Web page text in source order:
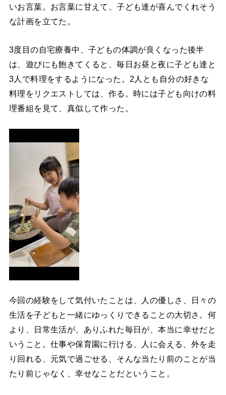
いお言葉。お言葉に甘えて、子ども達が喜んでくれそう
な計画を立てた。
3度目の自宅療養中、子どもの体調が良くなった後半
は、遊びにも飽きてくると、毎日お昼と夜に子ども達と
3人で料理をするようになった。2人とも自分の好きな
料理をリクエストしては、作る。時には子ども向けの料
理番組を見て、真似して作った。
今回の経験をして気付いたことは、人の優しさ、日々の
生活を子どもと一緒にゆっくりできることの大切さ。何
より、日常生活が、ありふれた毎日が、本当に幸せだと
いうこと。仕事や保育園に行ける、人に会える、外を走
り回れる、元気で過ごせる、そんな当たり前のことが当
たり前じゃなく、幸せなことだということ。